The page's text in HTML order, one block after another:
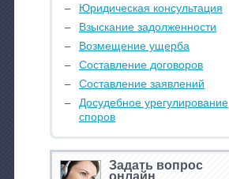
Юридическая консультация
Взыскание задолженности
Возмещение ущерба
Составление договоров
Составление заявлений
Досудебное урегулирование
споров
Задать вопрос
онлайн